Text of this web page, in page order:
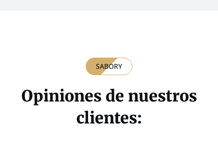
SABORY
Opiniones de nuestros
clientes: